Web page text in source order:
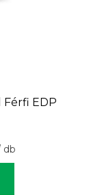
Férfi EDP
db